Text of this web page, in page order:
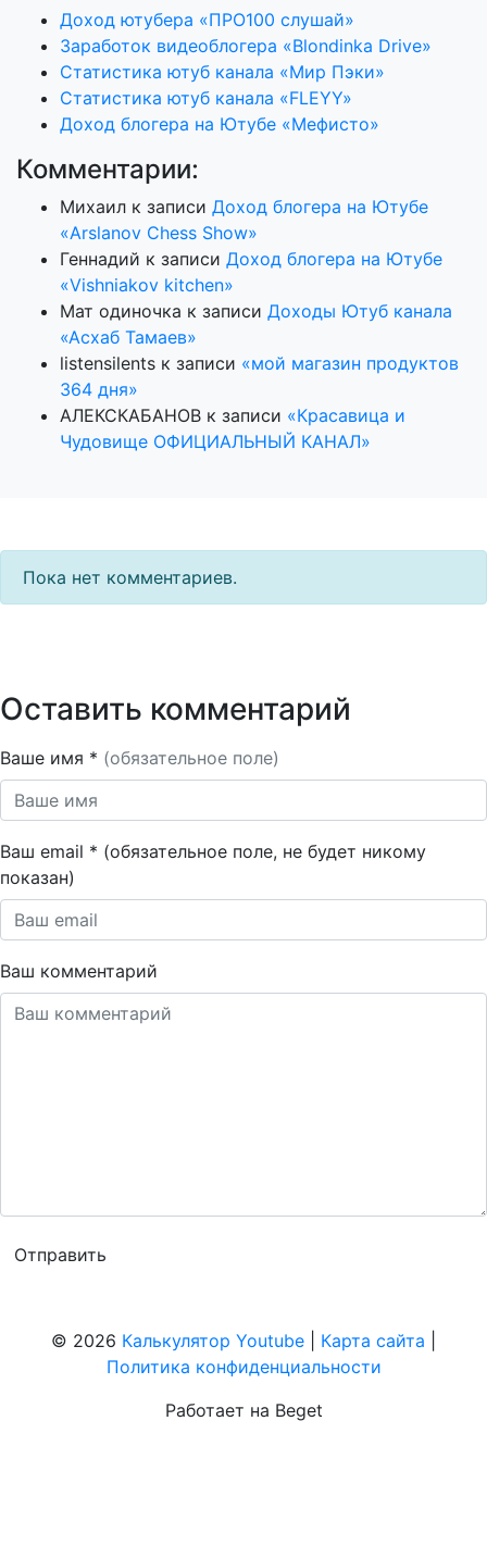
Доход ютубера «ПРО100 слушай»
Заработок видеоблогера «Blondinka Drive»
Статистика ютуб канала «Мир Пэки»
Статистика ютуб канала «FLEYY»
Доход блогера на Ютубе «Мефисто»
Комментарии:
Михаил к записи Доход блогера на Ютубе
«Arslanov Chess Show»
Геннадий к записи Доход блогера на Ютубе
«Vishniakov kitchen»
Мат одиночка к записи Доходы Ютуб канала
«Асхаб Тамаев»
listensilents к записи «мой магазин продуктов
364 дня»
АЛЕКСКАБАНОВ к записи «Красавица и
Чудовище ОФИЦИАЛЬНЫЙ КАНАЛ»
Пока нет комментариев.
Оставить комментарий
Ваше имя * (обязательное поле)
Ваш email * (обязательное поле, не будет никому
показан)
Ваш комментарий
© 2026 Калькулятор Youtube Карта сайта
Политика конфиденциальности
Работает на Beget